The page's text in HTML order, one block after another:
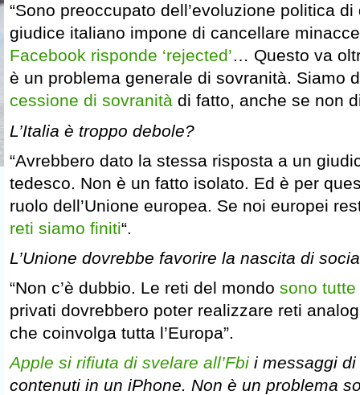
“Sono preoccupato dell’evoluzione politica
giudice italiano impone di cancellare
Facebook risponde ‘rejected’… Questo va
è un problema generale di sovranità. Siamo
cessione di sovranità di fatto, anche se non
L’Italia è troppo debole?
“Avrebbero dato la stessa risposta a un
tedesco. Non è un fatto isolato. Ed è per
ruolo dell’Unione europea. Se noi europei
reti siamo finiti“.
L’Unione dovrebbe favorire la nascita di
“Non c’è dubbio. Le reti del mondo sono
privati dovrebbero poter realizzare reti
che coinvolga tutta l’Europa”.
Apple si rifiuta di svelare all’Fbi i messaggi
contenuti in un iPhone. Non è un problema